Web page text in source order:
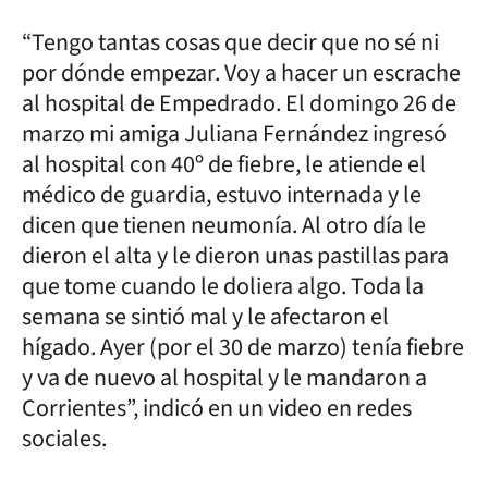
“Tengo tantas cosas que decir que no sé ni
por dónde empezar. Voy a hacer un escrache
al hospital de Empedrado. El domingo 26 de
marzo mi amiga Juliana Fernández ingresó
al hospital con 40º de fiebre, le atiende el
médico de guardia, estuvo internada y le
dicen que tienen neumonía. Al otro día le
dieron el alta y le dieron unas pastillas para
que tome cuando le doliera algo. Toda la
semana se sintió mal y le afectaron el
hígado. Ayer (por el 30 de marzo) tenía fiebre
y va de nuevo al hospital y le mandaron a
Corrientes”, indicó en un video en redes
sociales.